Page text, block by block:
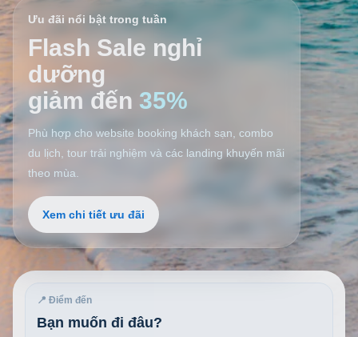
Ưu đãi nổi bật trong tuần
Flash Sale nghỉ
dưỡng
giảm đến 35%
Phù hợp cho website booking khách sạn, combo
du lịch, tour trải nghiệm và các landing khuyến mãi
theo mùa.
Xem chi tiết ưu đãi
📍 Điểm đến
Bạn muốn đi đâu?